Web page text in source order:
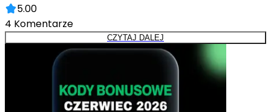
5.00
4 Komentarze
CZYTAJ DALEJ